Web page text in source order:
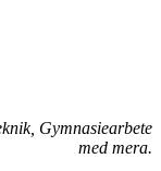
Gymnasiearbete
med mera.